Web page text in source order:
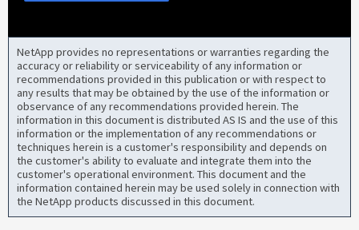
NetApp provides no representations or warranties regarding the
accuracy or reliability or serviceability of any information or
recommendations provided in this publication or with respect to
any results that may be obtained by the use of the information or
observance of any recommendations provided herein. The
information in this document is distributed AS IS and the use of this
information or the implementation of any recommendations or
techniques herein is a customer's responsibility and depends on
the customer's ability to evaluate and integrate them into the
customer's operational environment. This document and the
information contained herein may be used solely in connection with
the NetApp products discussed in this document.